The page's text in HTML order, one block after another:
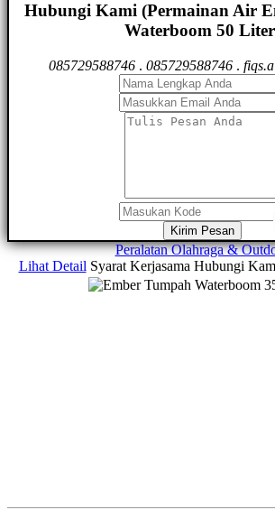
Hubungi Kami (Permainan Air
Waterboom 50
085729588746 . 085729588746 .
Kirim Pesan
Peralatan Olahraga &
Lihat Detail Syarat Kerjasama Hubungi